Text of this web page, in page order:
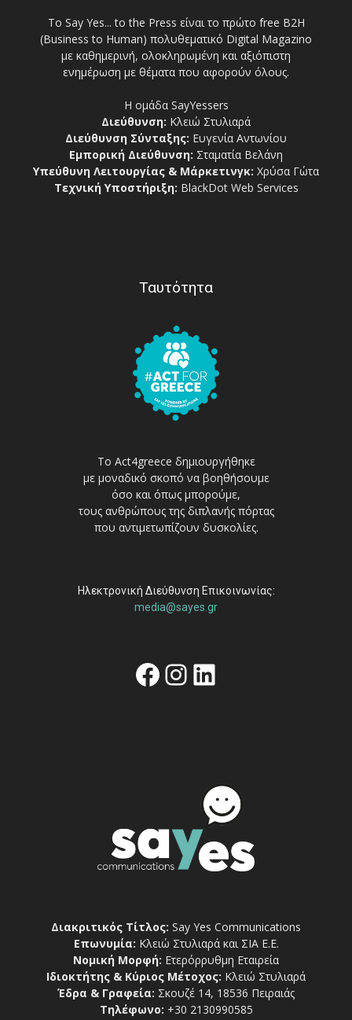
Το Say Yes... to the Press είναι το πρώτο free Β2Η
(Business to Human) πολυθεματικό Digital Magazino
με καθημερινή, ολοκληρωμένη και αξιόπιστη
ενημέρωση με θέματα που αφορούν όλους.
Η ομάδα SayYessers
Διεύθυνση: Κλειώ Στυλιαρά
Διεύθυνση Σύνταξης: Ευγενία Αντωνίου
Εμπορική Διεύθυνση: Σταματία Βελάνη
Υπεύθυνη Λειτουργίας & Μάρκετινγκ: Χρύσα Γώτα
Τεχνική Υποστήριξη: BlackDot Web Services
Ταυτότητα
Το Act4greece δημιουργήθηκε
με μοναδικό σκοπό να βοηθήσουμε
όσο και όπως μπορούμε,
τους ανθρώπους της διπλανής πόρτας
που αντιμετωπίζουν δυσκολίες.
Ηλεκτρονική Διεύθυνση Επικοινωνίας:
media@sayes.gr
Facebook
Instagram
Linkedin
Διακριτικός Τίτλος: Say Yes Communications
Επωνυμία: Κλειώ Στυλιαρά και ΣΙΑ Ε.Ε.
Νομική Μορφή: Ετερόρρυθμη Εταιρεία
Ιδιοκτήτης & Κύριος Μέτοχος: Κλειώ Στυλιαρά
Έδρα & Γραφεία: Σκουζέ 14, 18536 Πειραιάς
Τηλέφωνο: +30 2130990585